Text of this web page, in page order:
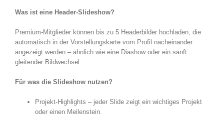
Was ist eine Header-Slideshow?
Premium-Mitglieder können bis zu 5 Headerbilder hochladen, die
automatisch in der Vorstellungskarte vom Profil nacheinander
angezeigt werden – ähnlich wie eine Diashow oder ein sanft
gleitender Bildwechsel.
Für was die Slideshow nutzen?
Projekt-Highlights – jeder Slide zeigt ein wichtiges Projekt
oder einen Meilenstein.